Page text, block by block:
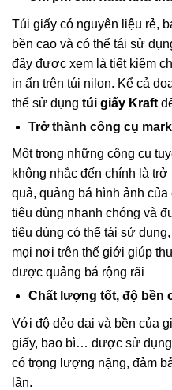
Túi giấy có nguyên liệu rẻ,
bền cao và có thể tái sử
đây được xem là tiết kiệm
in ấn trên túi nilon. Kể cả
thể sử dụng túi giấy Kraft
Trở thành công cụ
Một trong những công cụ
không nhắc đến chính là
quả, quảng bá hình ảnh
tiêu dùng nhanh chóng và
tiêu dùng có thể tái sử
mọi nơi trên thế giới giúp
được quảng bá rộng rãi
Chất lượng tốt, độ bền
Với độ dẻo dai và bền của
giấy, bao bì… được sử
có trọng lượng nặng, đảm
lần.